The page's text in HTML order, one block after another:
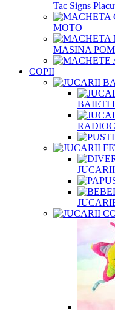
Tac Signs
MOTO
MASINA
COPII
BAIETI